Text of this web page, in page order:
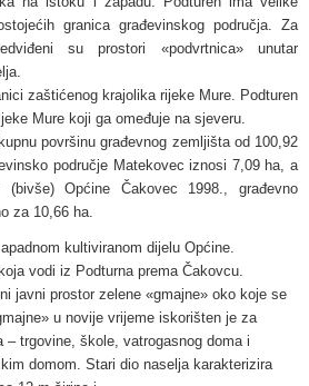
granica građevinskog područja. Za
su prostori «podvrtnica» unutar
zaštićenog krajolika rijeke Mure. Podturen
Mure koji ga omeđuje na sjeveru.
površinu građevnog zemljišta od 100,92
područje Matekovec iznosi 7,09 ha, a
Općine Čakovec 1998., građevno
za 10,66 ha.
kultiviranom dijelu Općine.
vodi iz Podturna prema Čakovcu.
javni prostor zelene «gmajne» oko koje se
u novije vrijeme iskorišten je za
– trgovine, škole, vatrogasnog doma i
domom. Stari dio naselja karakterizira